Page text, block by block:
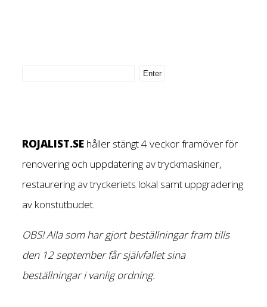
ROJALIST.SE håller stängt 4 veckor framöver för
renovering och uppdatering av tryckmaskiner,
restaurering av tryckeriets lokal samt uppgradering
av konstutbudet.
OBS! Alla som har gjort beställningar fram tills
den 12 september får självfallet sina
beställningar i vanlig ordning.